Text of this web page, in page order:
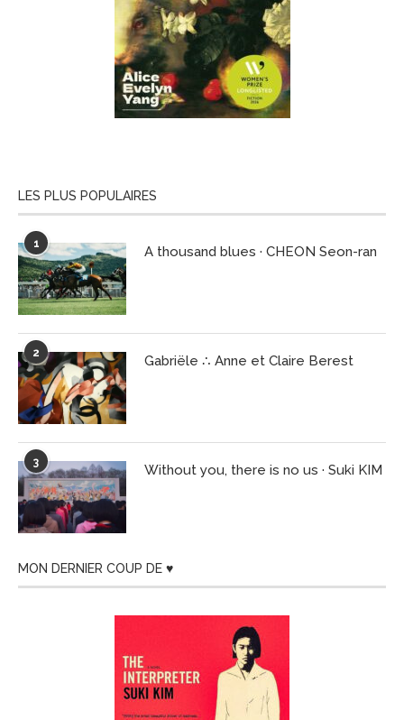
LES PLUS POPULAIRES
1 A thousand blues · CHEON Seon-ran
2 Gabriële ∴ Anne et Claire Berest
3 Without you, there is no us · Suki KIM
MON DERNIER COUP DE ♥